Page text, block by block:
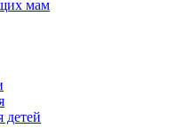
мам
детей